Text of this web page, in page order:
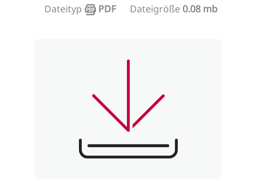
Dateityp PDF Dateigröße 0.08 mb